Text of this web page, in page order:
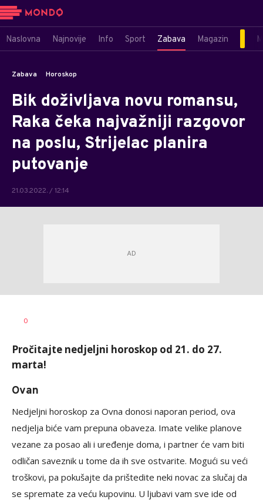
Naslovna Najnovije Info Sport Zabava Magazin
Zabava Horoskop
Bik doživljava novu romansu,
Raka čeka najvažniji razgovor
na poslu, Strijelac planira
putovanje
21.03.2022. / 12:14
AUTOR
0
Pročitajte nedjeljni horoskop od 21. do 27.
marta!
Ovan
Nedjeljni horoskop za Ovna donosi naporan period, ova
nedjelja biće vam prepuna obaveza. Imate velike planove
vezane za posao ali i uređenje doma, i partner će vam biti
odličan saveznik u tome da ih sve ostvarite. Mogući su veći
troškovi, pa pokušajte da prištedite neki novac za slučaj da
se spremate za veću kupovinu. U ljubavi vam sve ide od